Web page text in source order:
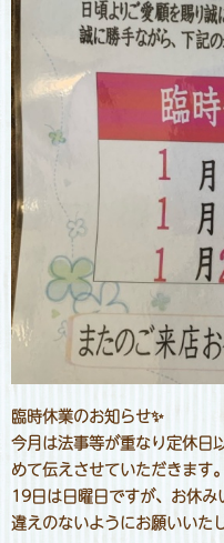
臨時休業のお知らせ✨
今月は法事等が重なり定休日
めて伝えさせていただきます。
19日は日曜日ですが、お休
違えのないようにお願いいた